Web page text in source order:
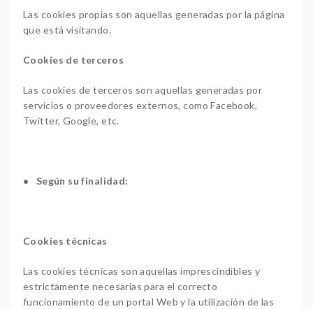
Las cookies propias son aquellas generadas por la página
que está visitando.
Cookies de terceros
Las cookies de terceros son aquellas generadas por
servicios o proveedores externos, como Facebook,
Twitter, Google, etc.
• Según su finalidad:
Cookies técnicas
Las cookies técnicas son aquellas imprescindibles y
estrictamente necesarias para el correcto
funcionamiento de un portal Web y la utilización de las